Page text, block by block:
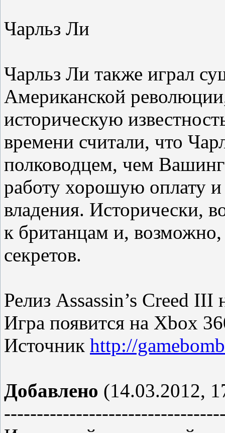
Чарльз Ли
Чарльз Ли также играл
Американской
историческую
времени считали, что
полководцем, чем
работу хорошую оплату и
владения. Исторически,
к британцам и,
секретов.
Релиз Assassin’s Creed III
Игра появится на Xbox
Источник http://
Добавлено (14.03.2012,